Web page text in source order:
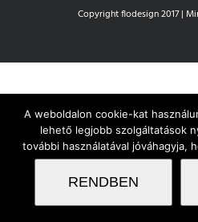
Copyright flodesign 2017 |
A weboldalon cookie-kat
lehető legjobb szolgáltatások
további használatával jóváhagyja,
RENDBEN